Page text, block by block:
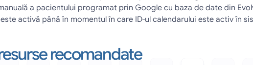
a pacientului programat prin Google cu baza de date din
activă până în momentul în care ID-ul calendarului este activ în
recomandate